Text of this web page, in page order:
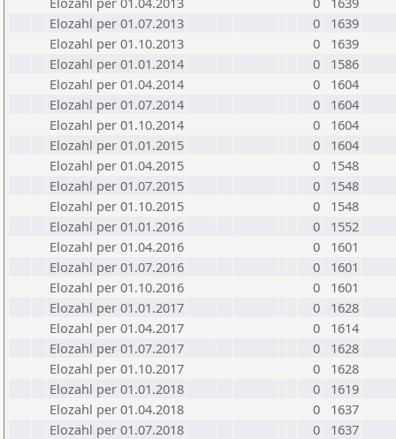
Elozahl per 01.07.2013
0
1639
Elozahl per 01.10.2013
0
1639
Elozahl per 01.01.2014
0
1586
Elozahl per 01.04.2014
0
1604
Elozahl per 01.07.2014
0
1604
Elozahl per 01.10.2014
0
1604
Elozahl per 01.01.2015
0
1604
Elozahl per 01.04.2015
0
1548
Elozahl per 01.07.2015
0
1548
Elozahl per 01.10.2015
0
1548
Elozahl per 01.01.2016
0
1552
Elozahl per 01.04.2016
0
1601
Elozahl per 01.07.2016
0
1601
Elozahl per 01.10.2016
0
1601
Elozahl per 01.01.2017
0
1628
Elozahl per 01.04.2017
0
1614
Elozahl per 01.07.2017
0
1628
Elozahl per 01.10.2017
0
1628
Elozahl per 01.01.2018
0
1619
Elozahl per 01.04.2018
0
1637
Elozahl per 01.07.2018
0
1637